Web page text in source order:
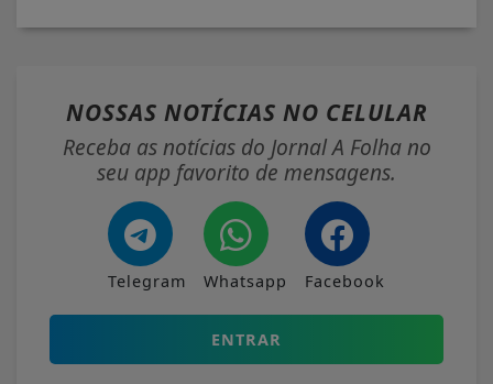
NOSSAS NOTÍCIAS NO CELULAR
Receba as notícias do Jornal A Folha no
seu app favorito de mensagens.
Telegram Whatsapp Facebook
ENTRAR